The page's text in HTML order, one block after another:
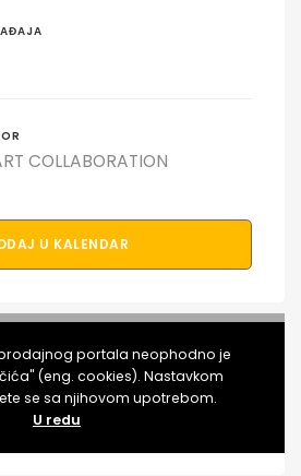
COLLABORATION
U KALENDAR
portala neophodno je
(eng. cookies). Nastavkom
se sa njihovom upotrebom.
U redu